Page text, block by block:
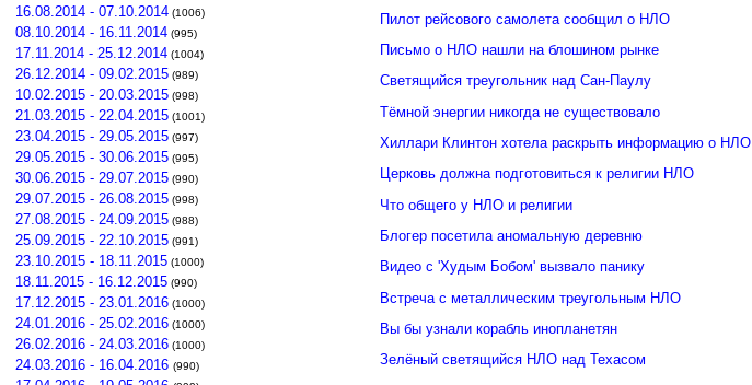
16.08.2014 - 07.10.2014 (1006)
08.10.2014 - 16.11.2014 (995)
17.11.2014 - 25.12.2014 (1004)
26.12.2014 - 09.02.2015 (989)
10.02.2015 - 20.03.2015 (998)
21.03.2015 - 22.04.2015 (1001)
23.04.2015 - 29.05.2015 (997)
29.05.2015 - 30.06.2015 (995)
30.06.2015 - 29.07.2015 (990)
29.07.2015 - 26.08.2015 (998)
27.08.2015 - 24.09.2015 (988)
25.09.2015 - 22.10.2015 (991)
23.10.2015 - 18.11.2015 (1000)
18.11.2015 - 16.12.2015 (990)
17.12.2015 - 23.01.2016 (1000)
24.01.2016 - 25.02.2016 (1000)
26.02.2016 - 24.03.2016 (1000)
24.03.2016 - 16.04.2016 (990)
Пилот рейсового самолета сообщил о НЛО
Письмо о НЛО нашли на блошином рынке
Светящийся треугольник над Сан-Паулу
Тёмной энергии никогда не существовало
Хиллари Клинтон хотела раскрыть информацию о НЛО
Церковь должна подготовиться к религии НЛО
Что общего у НЛО и религии
Блогер посетила аномальную деревню
Видео с 'Худым Бобом' вызвало панику
Встреча с металлическим треугольным НЛО
Вы бы узнали корабль инопланетян
Зелёный светящийся НЛО над Техасом